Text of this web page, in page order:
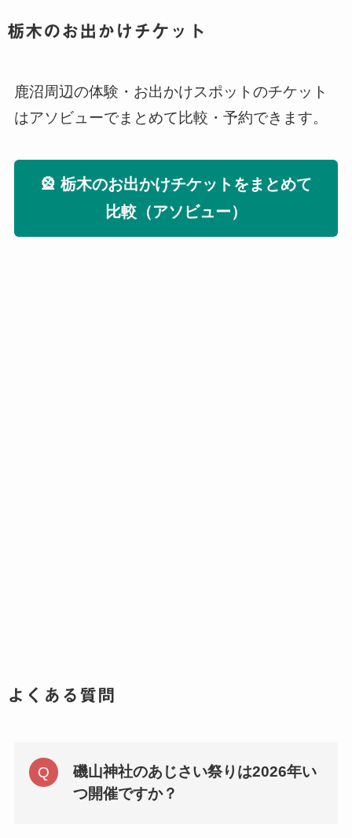
栃木のお出かけチケット
鹿沼周辺の体験・お出かけスポットのチケット
はアソビューでまとめて比較・予約できます。
🎡 栃木のお出かけチケットをまとめて
比較（アソビュー）
よくある質問
磯山神社のあじさい祭りは2026年い
つ開催ですか？